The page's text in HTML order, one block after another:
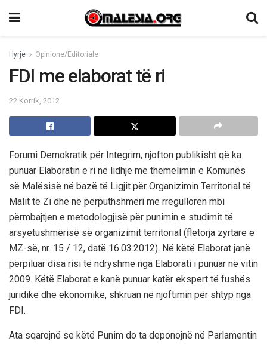
Hyrje Opinione/Editoriale
FDI me elaborat të ri
22 Korrik, 2012
Forumi Demokratik për Integrim, njofton publikisht që ka
punuar Elaboratin e ri në lidhje me themelimin e Komunës
së Malësisë në bazë të Ligjit për Organizimin Territorial të
Malit të Zi dhe në përputhshmëri me rregulloren mbi
përmbajtjen e metodologjisë për punimin e studimit të
arsyetushmërisë së organizimit territorial (fletorja zyrtare e
MZ-së, nr. 15 / 12, datë 16.03.2012). Në këtë Elaborat janë
përpiluar disa risi të ndryshme nga Elaborati i punuar në vitin
2009. Këtë Elaborat e kanë punuar katër ekspert të fushës
juridike dhe ekonomike, shkruan në njoftimin për shtyp nga
FDI.
Ata sqarojnë se këtë Punim do ta deponojnë në Parlamentin